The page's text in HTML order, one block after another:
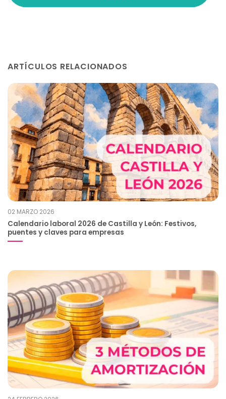
ARTÍCULOS RELACIONADOS
02 MARZO 2026
Calendario laboral 2026 de Castilla y León: Festivos,
puentes y claves para empresas